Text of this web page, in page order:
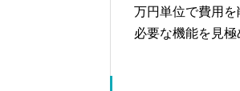
万円単位で費用
必要な機能を見極